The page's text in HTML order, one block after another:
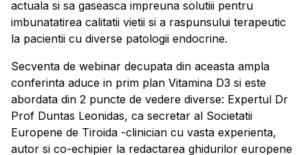
actuala si sa gaseasca impreuna solutiii pentru
imbunatatirea calitatii vietii si a raspunsului terapeutic
la pacientii cu diverse patologii endocrine.
Secventa de webinar decupata din aceasta ampla
conferinta aduce in prim plan Vitamina D3 si este
abordata din 2 puncte de vedere diverse: Expertul Dr
Prof Duntas Leonidas, ca secretar al Societatii
Europene de Tiroida -clinician cu vasta experienta,
autor si co-echipier la redactarea ghidurilor europene